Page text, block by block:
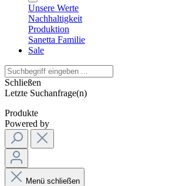
Unsere Werte
Nachhaltigkeit
Produktion
Sanetta Familie
Sale
Schließen
Letzte Suchanfrage(n)
Produkte
Powered by
Menü schließen